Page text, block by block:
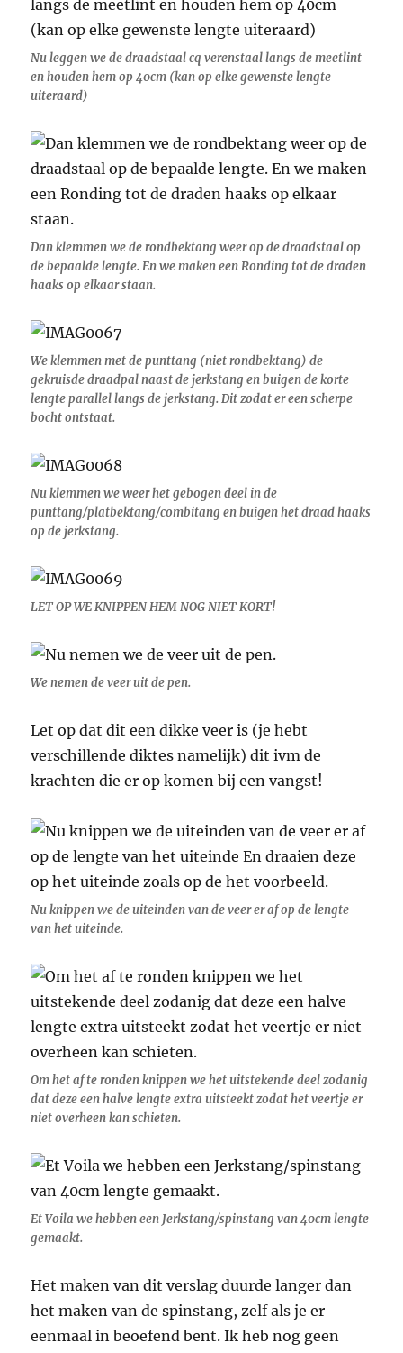
Nu leggen we de draadstaal cq verenstaal langs de meetlint
en houden hem op 40cm (kan op elke gewenste lengte
uiteraard)
Dan klemmen we de rondbektang weer op de draadstaal op
de bepaalde lengte. En we maken een Ronding tot de draden
haaks op elkaar staan.
We klemmen met de punttang (niet rondbektang) de
gekruisde draadpal naast de jerkstang en buigen de korte
lengte parallel langs de jerkstang. Dit zodat er een scherpe
bocht ontstaat.
Nu klemmen we weer het gebogen deel in de
punttang/platbektang/combitang en buigen het draad haaks
op de jerkstang.
LET OP WE KNIPPEN HEM NOG NIET KORT!
We nemen de veer uit de pen.
Let op dat dit een dikke veer is (je hebt
verschillende diktes namelijk) dit ivm de
krachten die er op komen bij een vangst!
Nu knippen we de uiteinden van de veer er af op de lengte
van het uiteinde.
Om het af te ronden knippen we het uitstekende deel zodanig
dat deze een halve lengte extra uitsteekt zodat het veertje er
niet overheen kan schieten.
Et Voila we hebben een Jerkstang/spinstang van 40cm lengte
gemaakt.
Het maken van dit verslag duurde langer dan
het maken van de spinstang, zelf als je er
eenmaal in beoefend bent. Ik heb nog geen